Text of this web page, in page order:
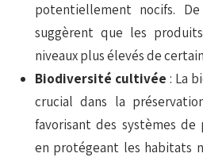
potentiellement nocifs.
suggèrent que les
niveaux plus élevés de
Biodiversité cultivée : La
crucial dans la
favorisant des systèmes
en protégeant les habitats